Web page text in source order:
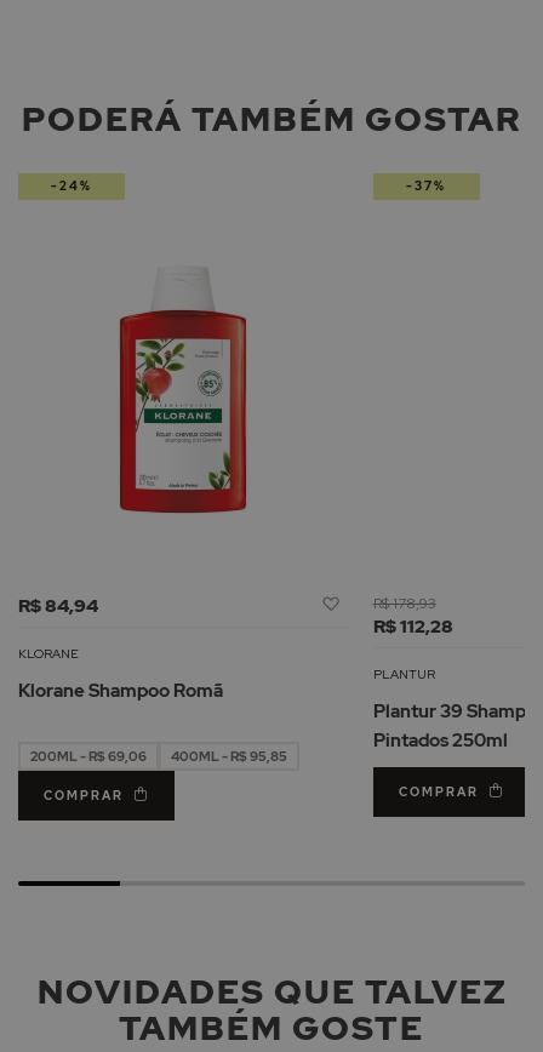
PODERÁ TAMBÉM GOSTAR
R$ 84,94
Adicionar
KLORANE
Klorane Shampoo Romã
200ML - R$ 69,06 400ML - R$ 95,85
COMPRAR
-24%
R$ 112,28
R$ 178,93
PLANTUR
Plantur 39
Pintados 250ml
COMPRAR
-37%
NOVIDADES QUE TALVEZ
TAMBÉM GOSTE